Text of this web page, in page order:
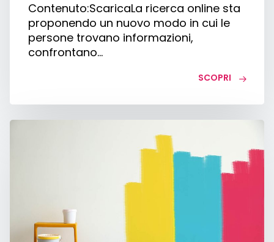
Contenuto:ScaricaLa ricerca online sta
proponendo un nuovo modo in cui le
persone trovano informazioni,
confrontano…
SCOPRI
PGCasa: